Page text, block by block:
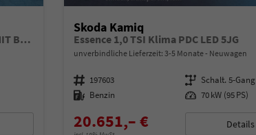
Selection *ANGEBOT FÜR MENSCHEN MIT BEHINDERUNG AB 50%! 1.0 TSI 95PS, Klimaanlage, Sitzheizung, Parksensoren hinten, LED-Scheinwerfer, Tempomat, Infotainment 8", Virtual Cockpit Nebelscheinwerfer, Dachreling
Skoda Kamiq
Essence 1,0 TSI Klima PDC LED 5JG
unverbindliche Lieferzeit: 3-5 Monate Neuwagen
Fahrzeugnummer 197603 Getriebe Schalt. 5-Gang
Kraftstoff Benzin Leistung 70 kW (95 PS)
20.651,– € Details